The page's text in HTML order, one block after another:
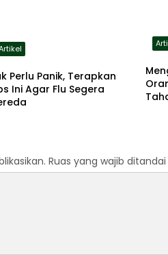
Perlu Panik, Terapkan
Ini Agar Flu Segera
Ruas yang wajib ditandai